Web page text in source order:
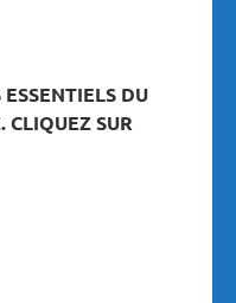
DU
CLIQUEZ SUR